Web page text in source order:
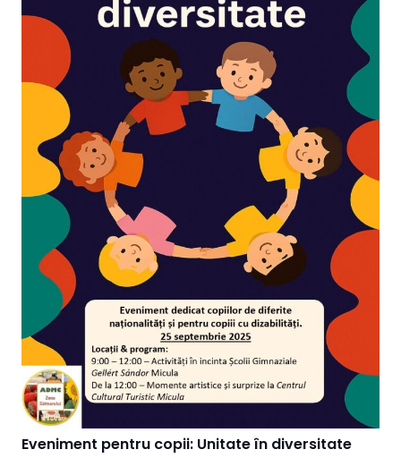
Eveniment pentru copii: Unitate în diversitate